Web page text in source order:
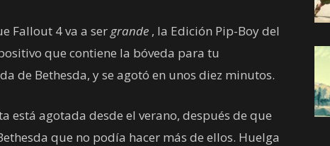
Fallout 4 va a sergrande , la Edición Pip-Boy del
que contiene la bóveda para tu
de Bethesda, y se agotó en unos diez minutos.
está agotada desde el verano, después de que
que no podía hacer más de ellos. Huelga